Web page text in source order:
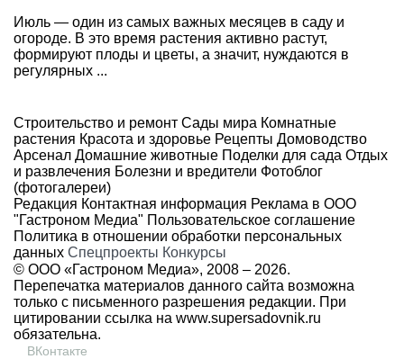
Июль — один из самых важных месяцев в саду и
огороде. В это время растения активно растут,
формируют плоды и цветы, а значит, нуждаются в
регулярных ...
Строительство и ремонт Сады мира Комнатные
растения Красота и здоровье Рецепты Домоводство
Арсенал Домашние животные Поделки для сада Отдых
и развлечения Болезни и вредители Фотоблог
(фотогалереи)
Редакция Контактная информация Реклама в ООО
"Гастроном Медиа" Пользовательское соглашение
Политика в отношении обработки персональных
данных Спецпроекты Конкурсы
© ООО «Гастроном Медиа», 2008 – 2026.
Перепечатка материалов данного сайта возможна
только с письменного разрешения редакции. При
цитировании ссылка на www.supersadovnik.ru
обязательна.
ВКонтакте